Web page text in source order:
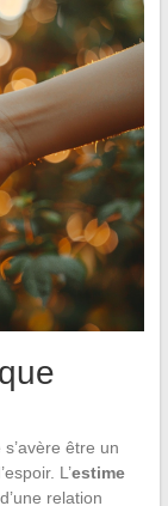
être un
L’estime
relation